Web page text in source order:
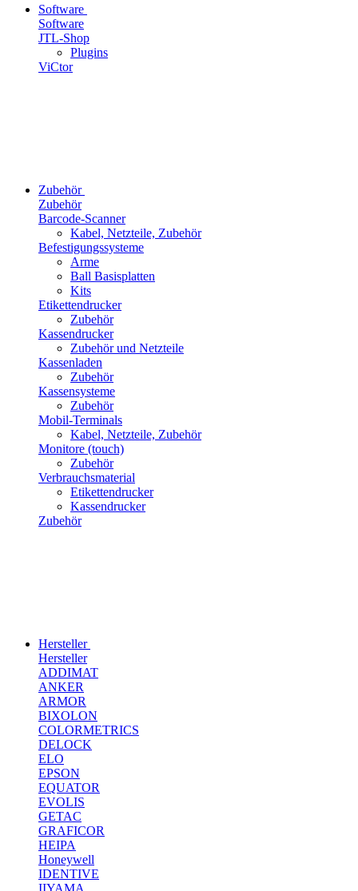
Software
Software
JTL-Shop
Plugins
ViCtor
Zubehör
Zubehör
Barcode-Scanner
Kabel, Netzteile, Zubehör
Befestigungssysteme
Arme
Ball Basisplatten
Kits
Etikettendrucker
Zubehör
Kassendrucker
Zubehör und Netzteile
Kassenladen
Zubehör
Kassensysteme
Zubehör
Mobil-Terminals
Kabel, Netzteile, Zubehör
Monitore (touch)
Zubehör
Verbrauchsmaterial
Etikettendrucker
Kassendrucker
Zubehör
Hersteller
Hersteller
ADDIMAT
ANKER
ARMOR
BIXOLON
COLORMETRICS
DELOCK
ELO
EPSON
EQUATOR
EVOLIS
GETAC
GRAFICOR
HEIPA
Honeywell
IDENTIVE
IIYAMA